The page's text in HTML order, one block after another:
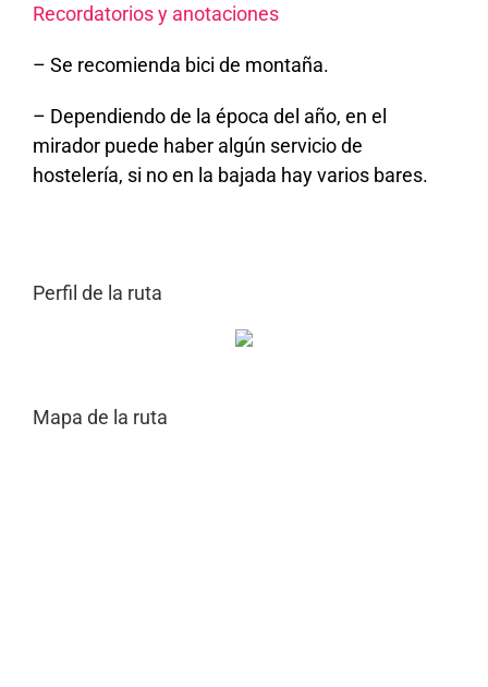
Recordatorios y anotaciones
– Se recomienda bici de montaña.
– Dependiendo de la época del año, en el
mirador puede haber algún servicio de
hostelería, si no en la bajada hay varios bares.
Perfil de la ruta
Mapa de la ruta